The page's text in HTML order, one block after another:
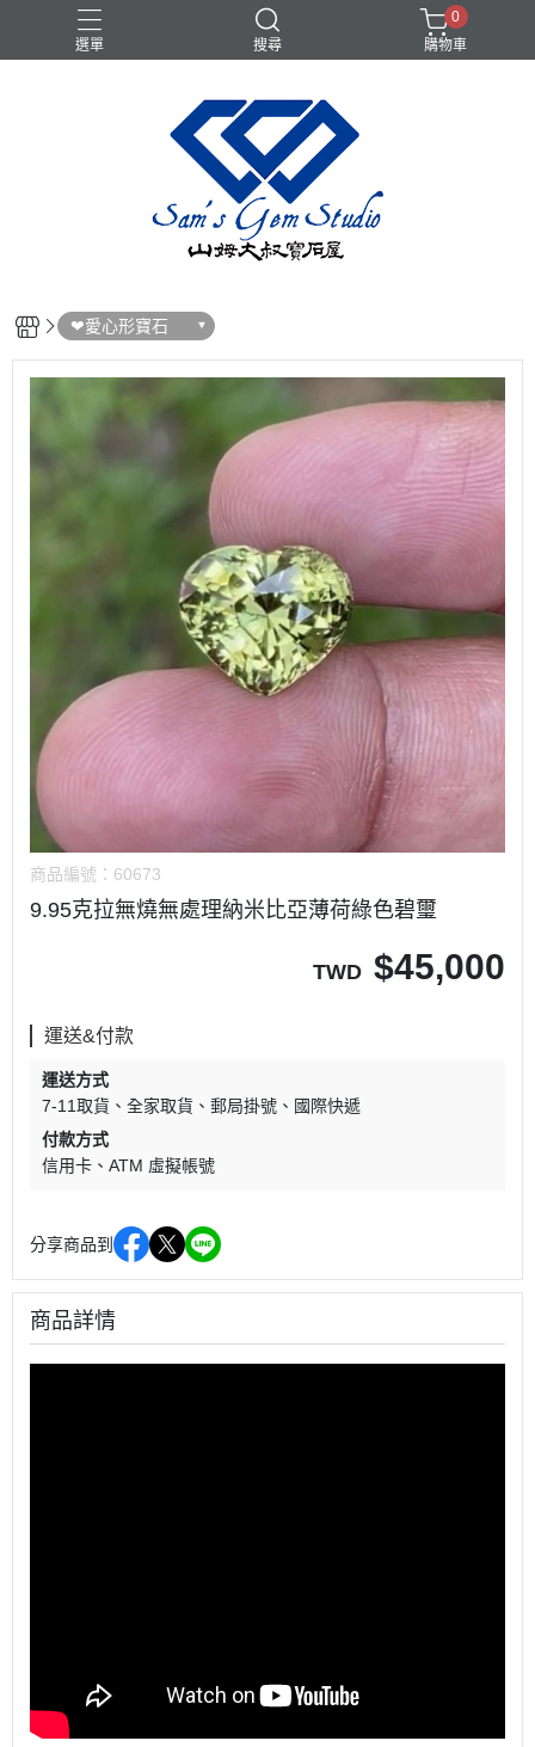
選單 搜尋
0
購物車
❤愛心形寶石
商品編號： 60673
9.95克拉無燒無處理納米比亞薄荷綠色碧璽
TWD $45,000
運送&付款
運送方式
7-11取貨
全家取貨 郵局掛號
國際快遞
付款方式
信用卡
ATM 虛擬帳號
分享商品到
商品詳情